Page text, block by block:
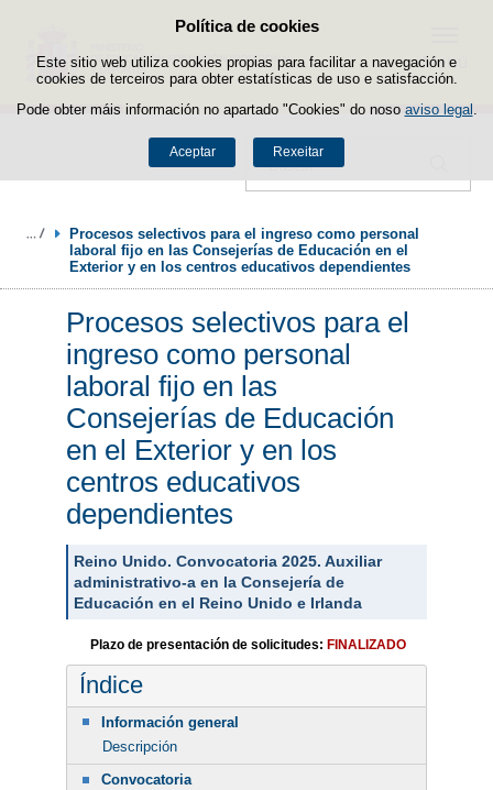
Política de cookies
Este sitio web utiliza cookies propias para facilitar a navegación e
cookies de terceiros para obter estatísticas de uso e satisfacción.
Pode obter máis información no apartado "Cookies" do noso aviso legal
Aceptar Rexeitar
Saltar ao contido
Buscador
Menú
Procesos selectivos para el ingreso como personal
laboral fijo en las Consejerías de Educación en el
Exterior y en los centros educativos dependientes
Procesos selectivos para el
ingreso como personal
laboral fijo en las
Consejerías de Educación
en el Exterior y en los
centros educativos
dependientes
Reino Unido. Convocatoria 2025. Auxiliar
administrativo-a en la Consejería de
Educación en el Reino Unido e Irlanda
Plazo de presentación de solicitudes: FINALIZADO
Índice
Información general
Descripción
Convocatoria